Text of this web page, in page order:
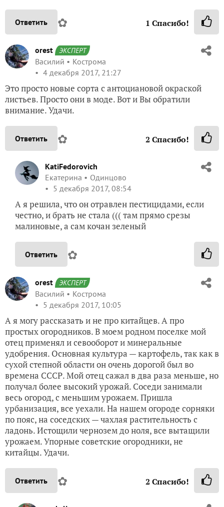
Ответить ✿ 1 Спасибо!
orest ЭКСПЕРТ
Василий
Кострома
4 декабря 2017, 21:27
Это просто новые сорта с антоциановой окраской
листьев. Просто они в моде. Вот и Вы обратили
внимание. Удачи.
Ответить ✿ 2 Спасибо!
KatiFedorovich
Екатерина
Одинцово
5 декабря 2017, 08:54
А я решила, что он отравлен пестицидами, если
честно, и брать не стала ((( там прямо срезы
малиновые, а сам кочан зеленый
Ответить ✿
orest ЭКСПЕРТ
Василий
Кострома
5 декабря 2017, 10:05
А я могу рассказать и не про китайцев. А про
простых огородников. В моем родном поселке мой
отец применял и севооборот и минеральные
удобрения. Основная культура — картофель, так как в
сухой степной области он очень дорогой был во
времена СССР. Мой отец сажал в два раза меньше, но
получал более высокий урожай. Соседи занимали
весь огород, с меньшим урожаем. Пришла
урбанизация, все уехали. На нашем огороде сорняки
по пояс, на соседских — чахлая растительность с
ладонь. Истощили чернозем до ноля, все вытащили
урожаем. Упорные советские огородники, не
китайцы. Удачи.
Ответить ✿ 2 Спасибо!